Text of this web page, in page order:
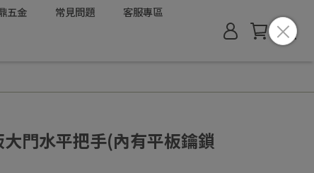
五金 常見問題 客服專區
大門水平把手(內有平板鑰鎖